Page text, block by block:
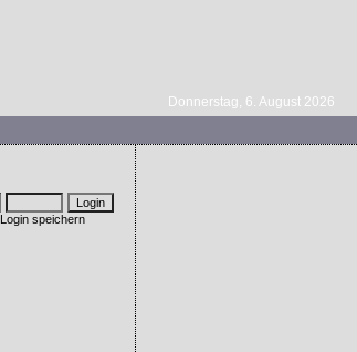
Donnerstag, 6. August 2026
Login speichern